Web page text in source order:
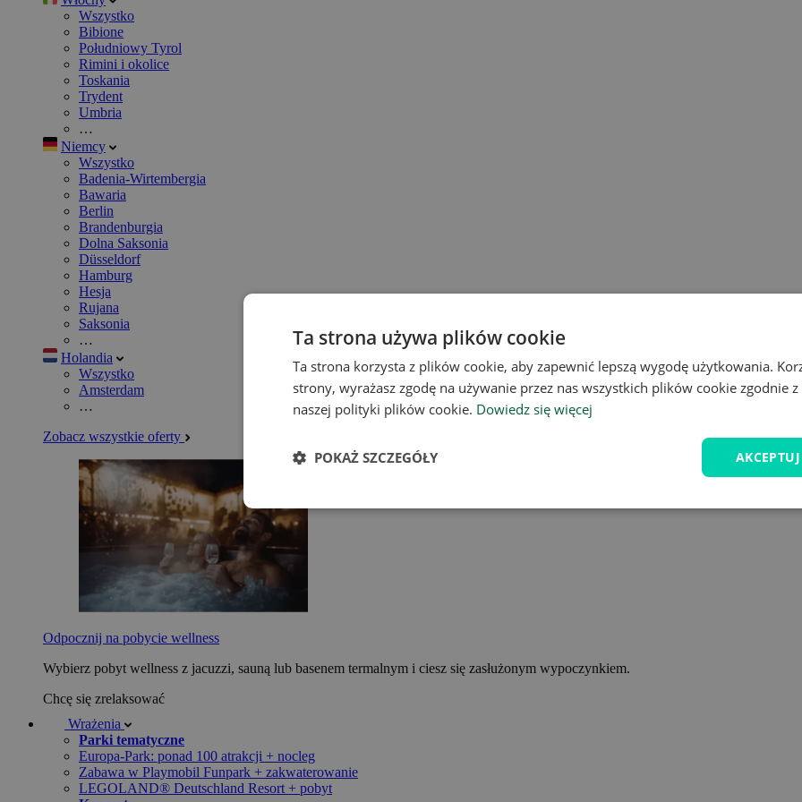
Wszystko
Bibione
Południowy Tyrol
Rimini i okolice
Toskania
Trydent
Umbria
…
Niemcy
Wszystko
Badenia-Wirtembergia
Bawaria
Berlin
Brandenburgia
Dolna Saksonia
Düsseldorf
Hamburg
Hesja
Rujana
Saksonia
…
Holandia
Wszystko
Amsterdam
…
Zobacz wszystkie oferty
Odpocznij na pobycie wellness
Wybierz pobyt wellness z jacuzzi, sauną lub basenem termalnym i ciesz się zasłużonym wypoczynkiem.
Chcę się zrelaksować
Wrażenia
Parki tematyczne
Europa-Park: ponad 100 atrakcji + nocleg
Zabawa w Playmobil Funpark + zakwaterowanie
LEGOLAND® Deutschland Resort + pobyt
Ta strona używa plików cookie
Ta strona korzysta z plików cookie, aby zapewnić lepszą wygodę użytkowania.
strony, wyrażasz zgodę na używanie przez nas wszystkich plików cookie zgodnie
naszej polityki plików cookie. Dowiedz się więcej
POKAŻ SZCZEGÓŁY